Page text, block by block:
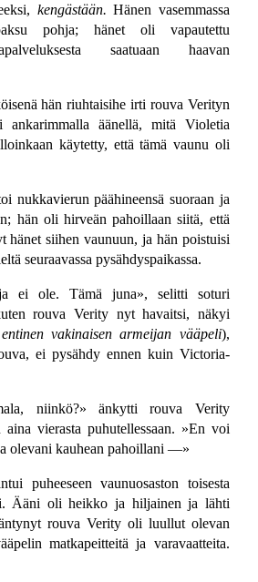
kengästään. Hänen vasemmassa
pohja; hänet oli vapautettu
saatuaan haavan
hän riuhtaisihe irti rouva Verityn
ankarimmalla äänellä, mitä Violetia
käytetty, että tämä vaunu oli
nukkavierun päähineensä suoraan ja
hän oli hirveän pahoillaan siitä, että
hänet siihen vaunuun, ja hän poistuisi
seuraavassa pysähdyspaikassa.
ei ole. Tämä juna», selitti soturi
rouva Verity nyt havaitsi, näkyi
entinen vakinaisen armeijan vääpeli),
ei pysähdy ennen kuin Victoria-
niinkö?» änkytti rouva Verity
aina vierasta puhutellessaan. »En voi
olevani kauhean pahoillani —»
puheeseen vaunuosaston toisesta
Ääni oli heikko ja hiljainen ja lähti
rouva Verity oli luullut olevan
matkapeitteitä ja varavaatteita.